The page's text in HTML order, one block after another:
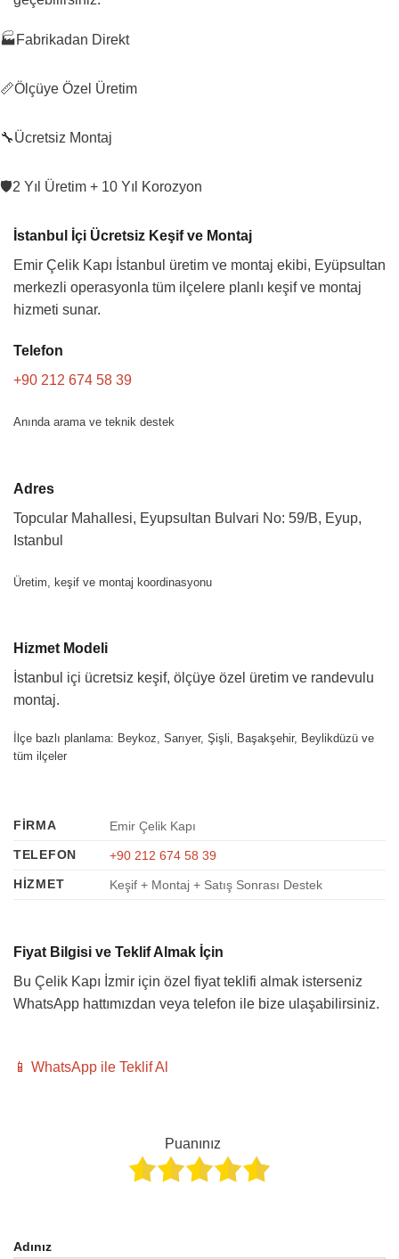
🏭Fabrikadan Direkt
📏Ölçüye Özel Üretim
🔧Ücretsiz Montaj
🛡️2 Yıl Üretim + 10 Yıl Korozyon
İstanbul İçi Ücretsiz Keşif ve Montaj
Emir Çelik Kapı İstanbul üretim ve montaj ekibi, Eyüpsultan
merkezli operasyonla tüm ilçelere planlı keşif ve montaj
hizmeti sunar.
Telefon
+90 212 674 58 39
Anında arama ve teknik destek
Adres
Topcular Mahallesi, Eyupsultan Bulvari No: 59/B, Eyup,
Istanbul
Üretim, keşif ve montaj koordinasyonu
Hizmet Modeli
İstanbul içi ücretsiz keşif, ölçüye özel üretim ve randevulu
montaj.
İlçe bazlı planlama: Beykoz, Sarıyer, Şişli, Başakşehir, Beylikdüzü ve
tüm ilçeler
FIRMA
Emir Çelik Kapı
TELEFON
+90 212 674 58 39
HIZMET
Keşif + Montaj + Satış Sonrası Destek
Fiyat Bilgisi ve Teklif Almak İçin
Bu Çelik Kapı İzmir için özel fiyat teklifi almak isterseniz
WhatsApp hattımızdan veya telefon ile bize ulaşabilirsiniz.
📱 WhatsApp ile Teklif Al
Puanınız
Adınız